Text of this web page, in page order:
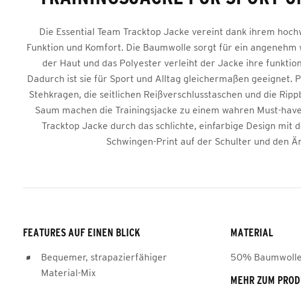
Die Essential Team Tracktop Jacke vereint dank ihrem
Funktion und Komfort. Die Baumwolle sorgt für ein angenehm
der Haut und das Polyester verleiht der Jacke ihre
Dadurch ist sie für Sport und Alltag gleichermaßen geeignet.
Stehkragen, die seitlichen Reißverschlusstaschen und die
Saum machen die Trainingsjacke zu einem wahren Must-
Tracktop Jacke durch das schlichte, einfarbige Design mit
Schwingen-Print auf der Schulter und den
FEATURES AUF EINEN BLICK
Bequemer, strapazierfähiger
Material-Mix
MATERIAL
50%
MEHR ZUM